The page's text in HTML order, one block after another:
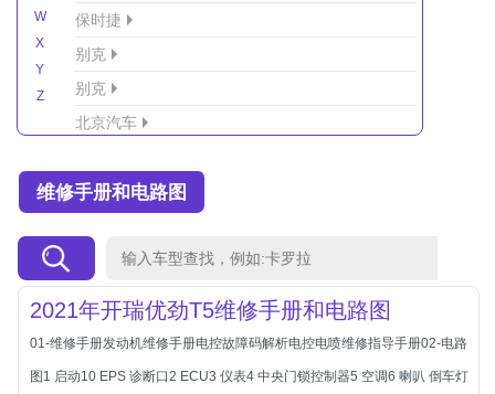
W
X
Y
Z
保时捷
别克
别克
北京汽车
北京越野车
北汽制造
维修手册和电路图
2021年开瑞优劲T5维修手册和电路图
01-维修手册发动机维修手册电控故障码解析电控电喷维修指导手册02-电路
图1 启动10 EPS 诊断口2 ECU3 仪表4 中央门锁控制器5 空调6 喇叭 倒车灯